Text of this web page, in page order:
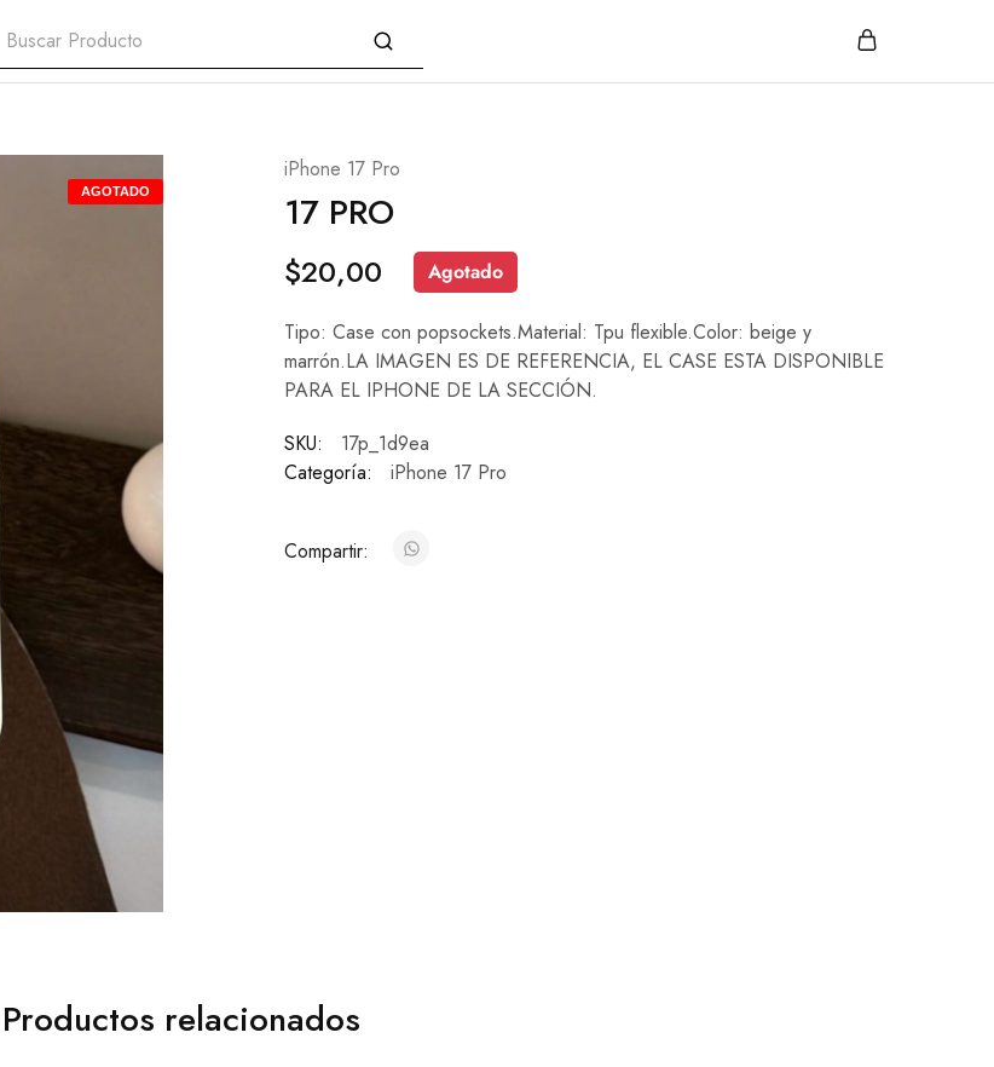
AGOTADO
iPhone 17 Pro
17 PRO
$20,00 Agotado
Tipo: Case con popsockets.Material: Tpu flexible.Color: beige y
marrón.LA IMAGEN ES DE REFERENCIA, EL CASE ESTA DISPONIBLE
PARA EL IPHONE DE LA SECCIÓN.
SKU:
17p_1d9ea
Categoría:
iPhone 17 Pro
Compartir:
Productos relacionados